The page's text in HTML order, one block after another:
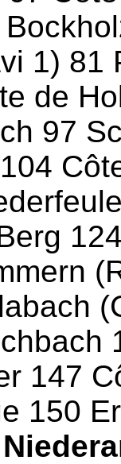
1) 81
de
97
147
150